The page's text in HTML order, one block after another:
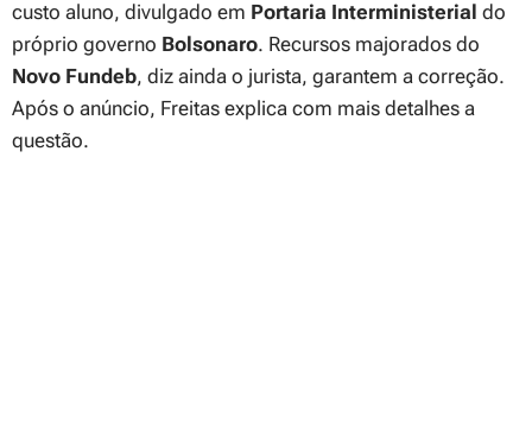
custo aluno, divulgado em Portaria Interministerial do
próprio governo Bolsonaro. Recursos majorados do
Novo Fundeb, diz ainda o jurista, garantem a correção.
Após o anúncio, Freitas explica com mais detalhes a
questão.